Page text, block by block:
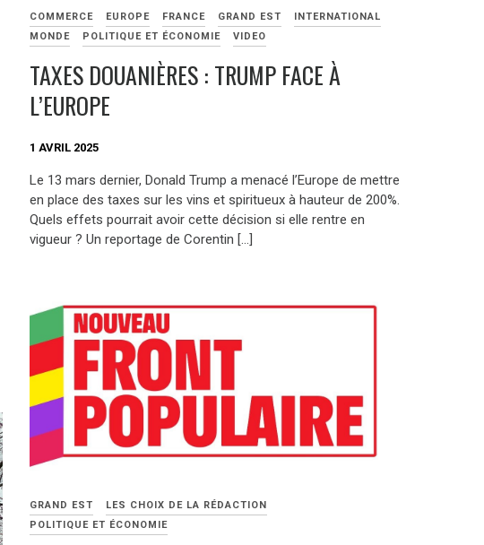
COMMERCE EUROPE FRANCE GRAND EST
INTERNATIONAL
MONDE
POLITIQUE ET ÉCONOMIE VIDEO
TAXES DOUANIÈRES : TRUMP FACE À
L’EUROPE
1 AVRIL 2025
Le 13 mars dernier, Donald Trump a menacé l’Europe de mettre
en place des taxes sur les vins et spiritueux à hauteur de 200%.
Quels effets pourrait avoir cette décision si elle rentre en
vigueur ? Un reportage de Corentin […]
GRAND EST
LES CHOIX DE LA RÉDACTION
POLITIQUE ET ÉCONOMIE